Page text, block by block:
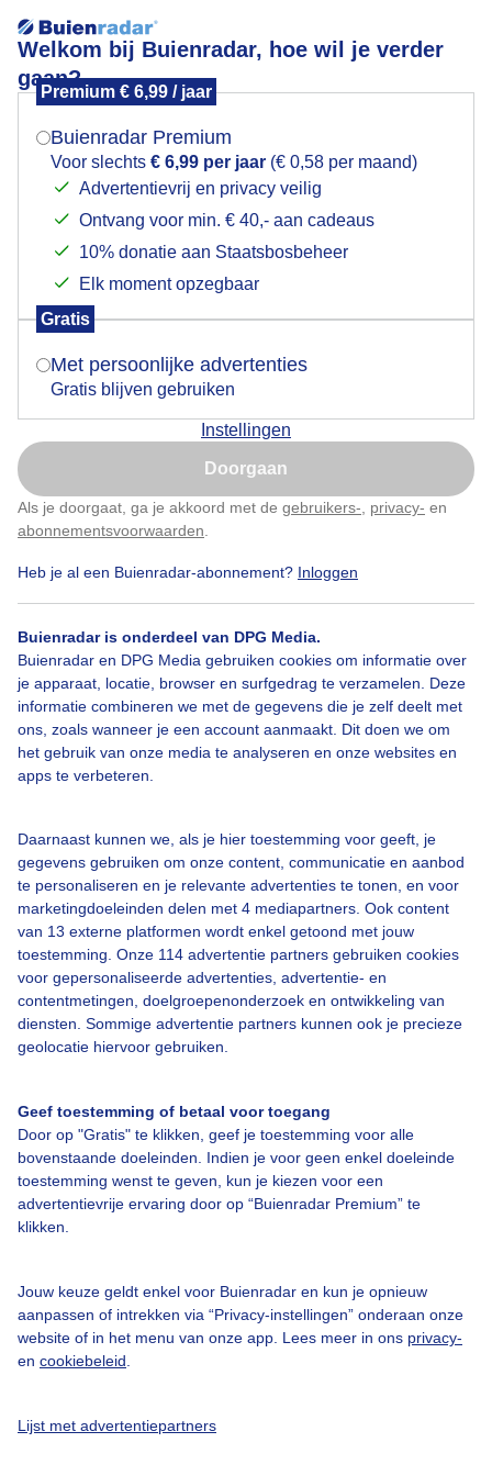
Welkom bij Buienradar, hoe wil je verder
gaan?
Premium € 6,99 / jaar
Buienradar Premium
Voor slechts € 6,99 per jaar (€ 0,58 per maand)
Advertentievrij en privacy veilig
Ontvang voor min. € 40,- aan cadeaus
10% donatie aan Staatsbosbeheer
Elk moment opzegbaar
Gratis
Met persoonlijke advertenties
Gratis blijven gebruiken
Instellingen
Doorgaan
Als je doorgaat, ga je akkoord met de gebruikers- privacy- en
abonnementsvoorwaarden
Heb je al een Buienradar-abonnement? Inloggen
Buienradar is onderdeel van DPG Media.
Buienradar en DPG Media gebruiken cookies om informatie over
je apparaat, locatie, browser en surfgedrag te verzamelen. Deze
informatie combineren we met de gegevens die je zelf deelt met
ons, zoals wanneer je een account aanmaakt. Dit doen we om
het gebruik van onze media te analyseren en onze websites en
apps te verbeteren.
Daarnaast kunnen we, als je hier toestemming voor geeft, je
gegevens gebruiken om onze content, communicatie en aanbod
te personaliseren en je relevante advertenties te tonen, en voor
marketingdoeleinden delen met 4 mediapartners. Ook content
van 13 externe platformen wordt enkel getoond met jouw
toestemming. Onze 114 advertentie partners gebruiken cookies
voor gepersonaliseerde advertenties, advertentie- en
contentmetingen, doelgroepenonderzoek en ontwikkeling van
diensten. Sommige advertentie partners kunnen ook je precieze
geolocatie hiervoor gebruiken.
Geef toestemming of betaal voor toegang
Door op "Gratis" te klikken, geef je toestemming voor alle
bovenstaande doeleinden. Indien je voor geen enkel doeleinde
toestemming wenst te geven, kun je kiezen voor een
advertentievrije ervaring door op “Buienradar Premium” te
klikken.
Jouw keuze geldt enkel voor Buienradar en kun je opnieuw
aanpassen of intrekken via “Privacy-instellingen” onderaan onze
website of in het menu van onze app. Lees meer in ons privacy-
en cookiebeleid
Lijst met advertentiepartners
Zon en stapelwolken in Aarle-Rixtel.
Door: Willem van Nunen Gemaakt: 10-07-2025, 20x bekeken
Bekijk slideshow
Een moment geduld aub...
Over Buienradar
Bedrijfsgegevens
Veelgestelde vragen
Contact
Toegankelijkheid
Adverteren
Buienradar Team
Privacy beleid
Mogen we je locatie gebruiken voor het
Indien je hier nog geen akkoord op hebt gegeven,
verschijnt er zo een pop-up uit je browser waarin
Is goed, toon de popup
Nu niet, misschien later
Klik hierom dit aan te passen